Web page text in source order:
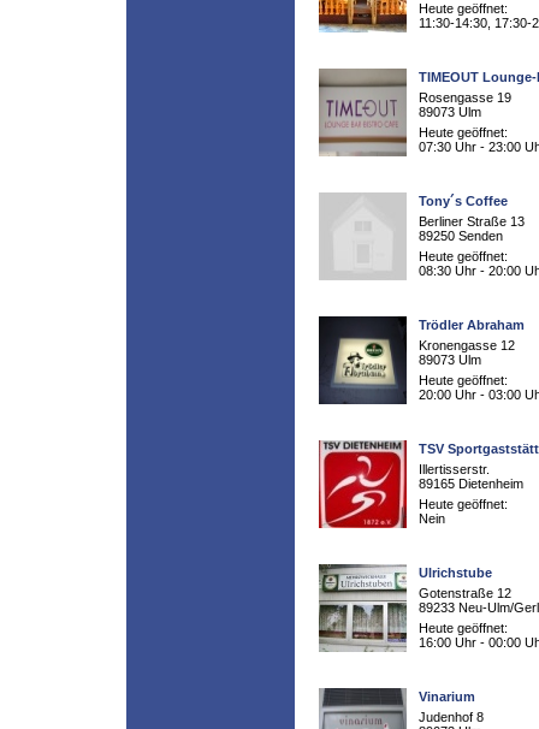
Heute geöffnet:
11:30-14:30, 17:30-
TIMEOUT
Rosengasse 19
89073 Ulm
Heute geöffnet:
07:30 Uhr - 23:00
Tony´s Coffee
Berliner Straße 13
89250 Senden
Heute geöffnet:
08:30 Uhr - 20:00
Trödler Abraham
Kronengasse 12
89073 Ulm
Heute geöffnet:
20:00 Uhr - 03:00
TSV
Illertisserstr.
89165 Dietenheim
Heute geöffnet:
Nein
Ulrichstube
Gotenstraße 12
89233 Neu-Ulm/
Heute geöffnet:
16:00 Uhr - 00:00
Vinarium
Judenhof 8